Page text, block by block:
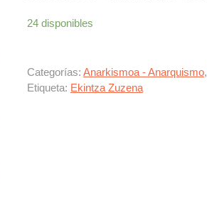
24 disponibles
Categorías: Anarkismoa - Anarquismo,
Etiqueta: Ekintza Zuzena